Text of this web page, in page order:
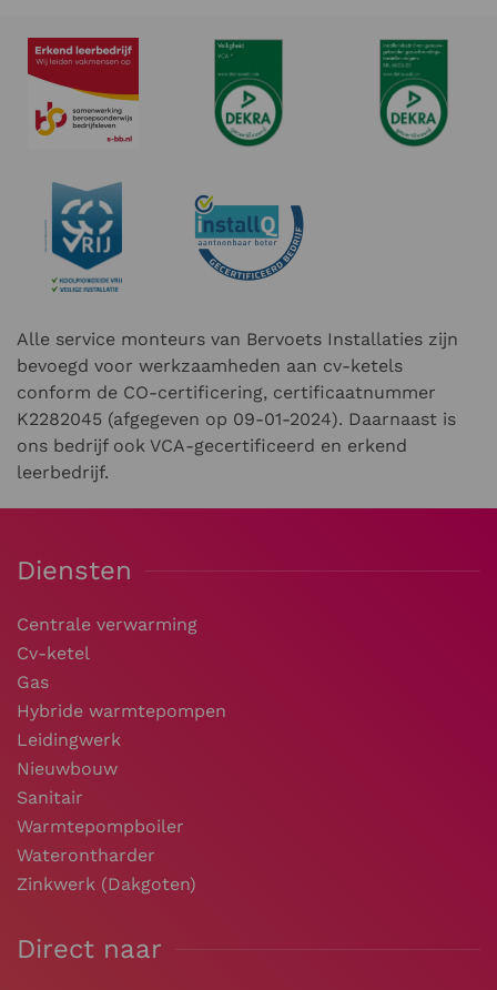
Alle service monteurs van Bervoets Installaties zijn
bevoegd voor werkzaamheden aan cv-ketels
conform de CO-certificering, certificaatnummer
K2282045 (afgegeven op 09-01-2024). Daarnaast is
ons bedrijf ook VCA-gecertificeerd en erkend
leerbedrijf.
Diensten
Centrale verwarming
Cv-ketel
Gas
Hybride warmtepompen
Leidingwerk
Nieuwbouw
Sanitair
Warmtepompboiler
Waterontharder
Zinkwerk (Dakgoten)
Direct naar